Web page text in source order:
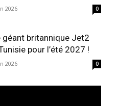
2026 0
géant britannique Jet2
pour l’été 2027 !
2026 0